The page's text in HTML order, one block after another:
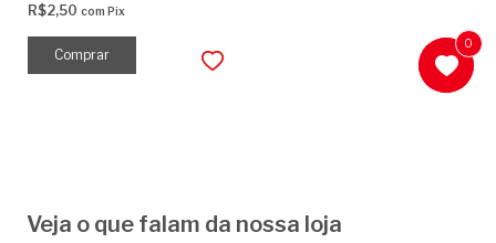
R$2,50 com Pix
Veja o que falam da nossa loja
0
0